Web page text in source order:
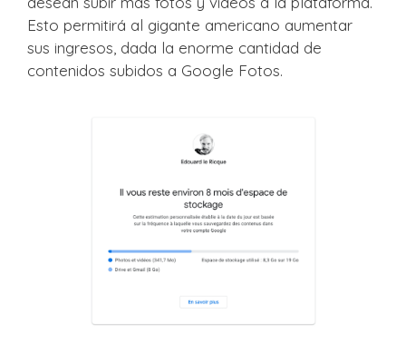
Esto permitirá al gigante americano aumentar
sus ingresos, dada la enorme cantidad de
contenidos subidos a Google Fotos.